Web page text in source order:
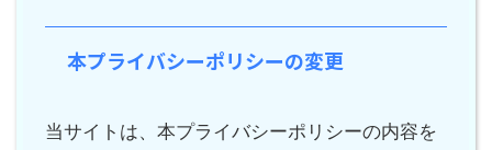
本プライバシーポリシーの変更
当サイトは、本プライバシーポリシーの内容を